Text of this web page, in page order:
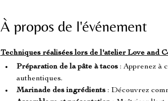
À propos de l'événement
Techniques réalisées lors de l'atelier Love and
Préparation de la pâte à tacos : Apprenez à
authentiques.
Marinade des ingrédients : Découvrez